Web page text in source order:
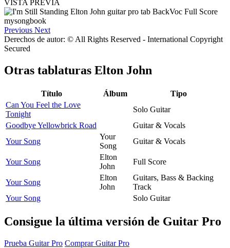
VISTA PREVIA
Previous Next
Derechos de autor: © All Rights Reserved - International Copyright
Secured
Otras tablaturas Elton John
Título Álbum
Tipo
Can You Feel the Love
Tonight
Solo Guitar
Goodbye Yellowbrick Road
Guitar & Vocals
Your Song
Your
Song
Guitar & Vocals
Your Song
Elton
John
Full Score
Your Song
Elton
John
Guitars, Bass & Backing
Track
Your Song
Solo Guitar
Consigue la última versión de Guitar Pro
Prueba Guitar Pro Comprar Guitar Pro